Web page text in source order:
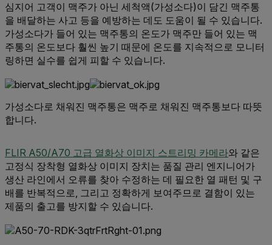
심지어 고객이 맥주가 아닌 세척액(가성소다)이 담긴 맥주통
을 배달하는 사고 등을 예방하는 데도 도움이 될 수 있습니다.
가성소다가 들어 있는 맥주통의 온도가 맥주만 들어 있는 맥
주통의 온도보다 훨씬 높기 때문에 온도를 지속적으로 모니터
링하면 실수를 쉽게 피할 수 있습니다.
가성소다로 채워진 맥주통은 맥주로 채워진 맥주통보다 따뜻
합니다.
FLIR A50/A70 고급 열화상 이미지 스트리밍 카메라와 같은
고정식 장착형 열화상 이미지 장치는 품질 관리 엔지니어가
생산 라인에서 오류를 찾아 수정하는 데 필요한 열 패턴 및 구
배를 반복적으로, 그리고 정확하게 보여주므로 결함이 있는
제품의 출고를 방지할 수 있습니다.